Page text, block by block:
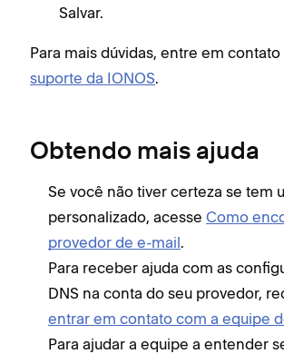
Salvar.
Para mais dúvidas, entre em
suporte da IONOS.
Obtendo mais ajuda
Se você não tiver certeza se tem
personalizado, acesse Como
provedor de e-mail.
Para receber ajuda com as
DNS na conta do seu provedor,
entrar em contato com a equipe
Para ajudar a equipe a entender